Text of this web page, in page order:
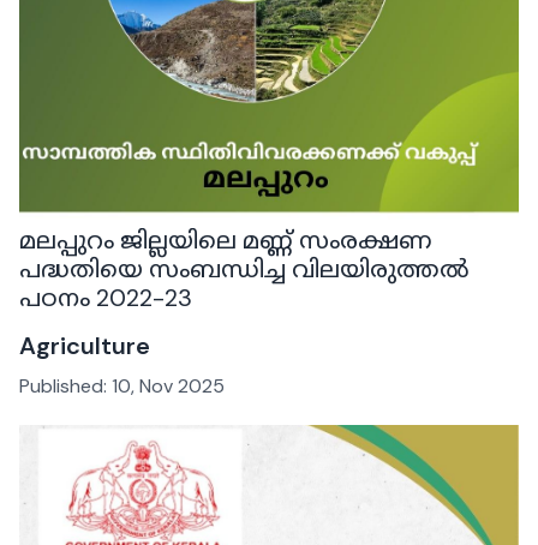
മലപ്പുറം ജില്ലയിലെ മണ്ണ് സംരക്ഷണ
പദ്ധതിയെ സംബന്ധിച്ച വിലയിരുത്തൽ
പഠനം 2022-23
Agriculture
Published: 10, Nov 2025